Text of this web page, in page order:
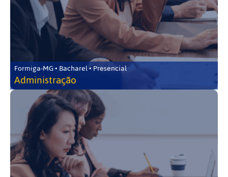
Formiga-MG • Bacharel • Presencial
Administração